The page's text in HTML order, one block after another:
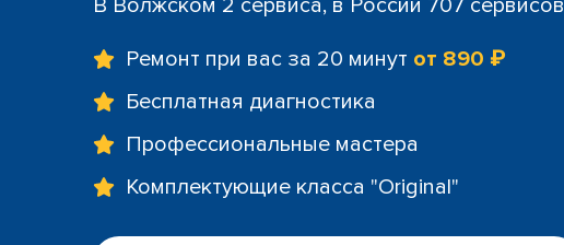
Ремонт при вас за 20 минут от 890 ₽
Бесплатная диагностика
Профессиональные мастера
Комплектующие класса "Original"